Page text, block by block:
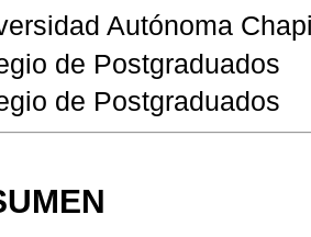
Autónoma
de Postgraduados
de Postgraduados